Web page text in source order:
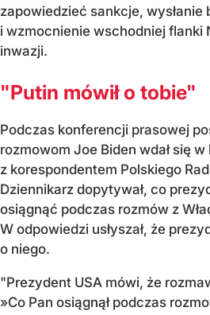
zapowiedzieć sankcje, wysłanie
i wzmocnienie wschodniej flanki
inwazji.
"Putin mówił o tobie"
Podczas konferencji prasowej
rozmowom Joe Biden wdał się
z korespondentem Polskiego
Dziennikarz dopytywał, co
osiągnąć podczas rozmów z
W odpowiedzi usłyszał, że
o niego.
"Prezydent USA mówi, że
»Co Pan osiągnął podczas